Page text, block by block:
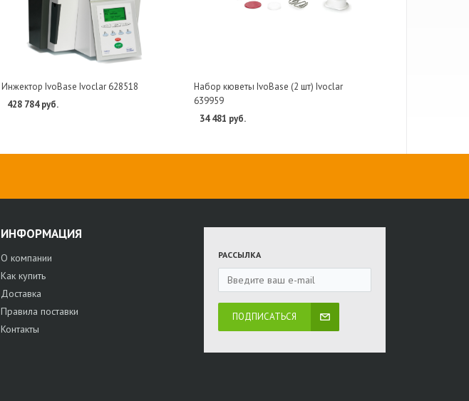
Инжектор IvoBase Ivoclar 628518
428 784 руб.
Набор кюветы IvoBase (2 шт) Ivoclar
639959
34 481 руб.
ИНФОРМАЦИЯ
О компании
Как купить
Доставка
Правила поставки
Контакты
РАССЫЛКА
ПОДПИСАТЬСЯ